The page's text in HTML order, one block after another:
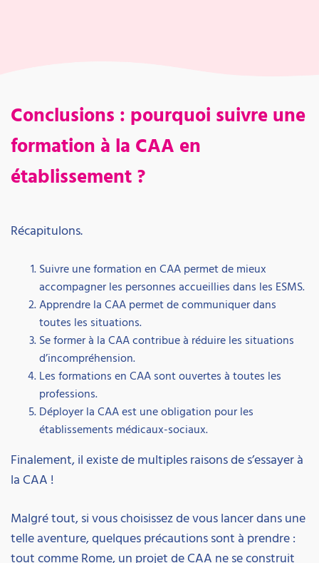
Conclusions : pourquoi suivre une
formation à la CAA en
établissement ?
Récapitulons.
Suivre une formation en CAA permet de mieux
accompagner les personnes accueillies dans les ESMS.
Apprendre la CAA permet de communiquer dans
toutes les situations.
Se former à la CAA contribue à réduire les situations
d’incompréhension.
Les formations en CAA sont ouvertes à toutes les
professions.
Déployer la CAA est une obligation pour les
établissements médicaux-sociaux.
Finalement, il existe de multiples raisons de s’essayer à
la CAA !
Malgré tout, si vous choisissez de vous lancer dans une
telle aventure, quelques précautions sont à prendre :
tout comme Rome, un projet de CAA ne se construit